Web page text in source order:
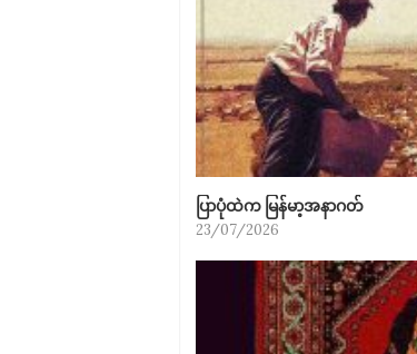
ပြာပုံထဲက မြန်မာ့အနာဂတ်
23/07/2026